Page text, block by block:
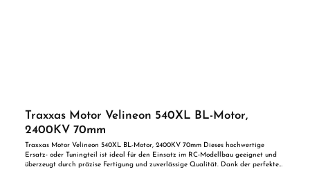
Traxxas Motor Velineon 540XL BL-Motor,
2400KV 70mm
Traxxas Motor Velineon 540XL BL-Motor, 2400KV 70mm Dieses hochwertige
Ersatz- oder Tuningteil ist ideal für den Einsatz im RC-Modellbau geeignet und
überzeugt durch präzise Fertigung und zuverlässige Qualität. Dank der perfekten